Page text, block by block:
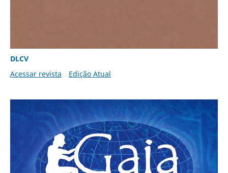
DLCV
Acessar revista
Edição Atual